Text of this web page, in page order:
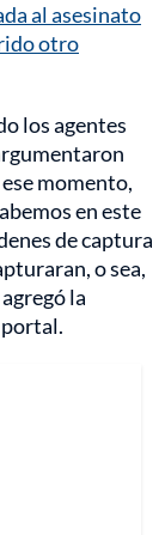
al asesinato
otro
los agentes
momento,
en este
de captura
o sea,
la
portal.